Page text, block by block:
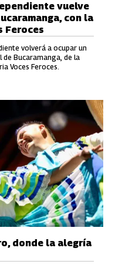
volverá a ocupar un
Bucaramanga, de la
Voces Feroces.
vuelve
con la
Feroces
donde la alegría